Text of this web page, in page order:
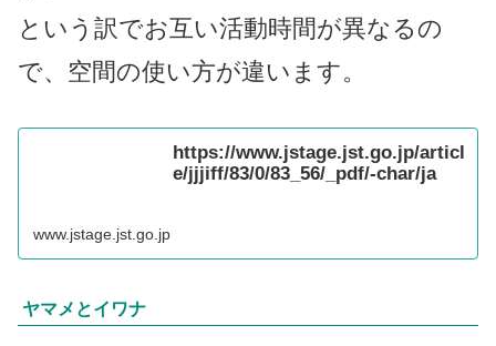
という訳でお互い活動時間が異なるの
で、空間の使い方が違います。
https://www.jstage.jst.go.jp/articl
e/jjjiff/83/0/83_56/_pdf/-char/ja
www.jstage.jst.go.jp
ヤマメとイワナ